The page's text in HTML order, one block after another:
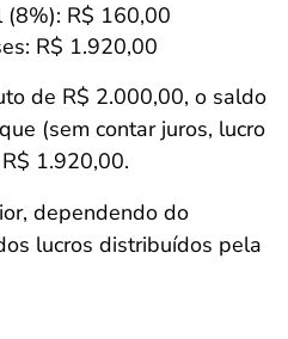
(8%): R$ 160,00
R$ 1.920,00
de R$ 2.000,00, o saldo
(sem contar juros, lucro
1.920,00.
dependendo do
lucros distribuídos pela